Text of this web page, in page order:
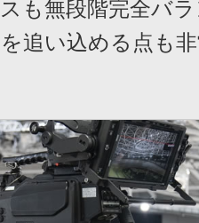
も無段階完全バ
追い込める点も